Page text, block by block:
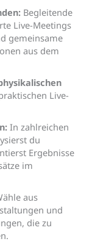
Begleitende
Live-Meetings
gemeinsame
aus dem
Live-
In zahlreichen
du
Ergebnisse
im
aus
und
die zu